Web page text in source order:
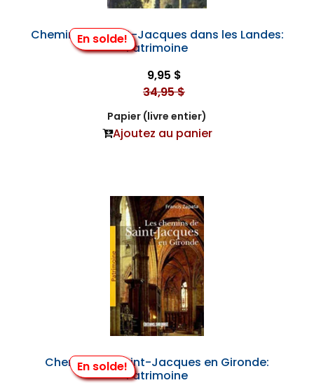
En solde!
Chemins de Saint-Jacques dans les Landes:
Patrimoine
9,95 $
34,95 $
Papier (livre entier)
Ajoutez au panier
En solde!
Chemins de Saint-Jacques en Gironde:
Patrimoine